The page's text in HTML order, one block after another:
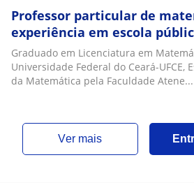
Professor particular de
experiência em escola
Graduado em Licenciatura em
Universidade Federal do Ceará-UFCE,
da Matemática pela Faculdade Atene...
ver mais